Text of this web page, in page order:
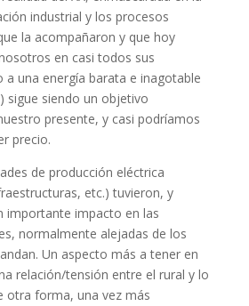
industrial y los procesos
la acompañaron y que hoy
en casi todos sus
a una energía barata e inagotable
sigue siendo un objetivo
presente, y casi podríamos
precio.
de producción eléctrica
etc.) tuvieron, y
importante impacto en las
normalmente alejadas de los
Un aspecto más a tener en
relación/tensión entre el rural y lo
otra forma, una vez más